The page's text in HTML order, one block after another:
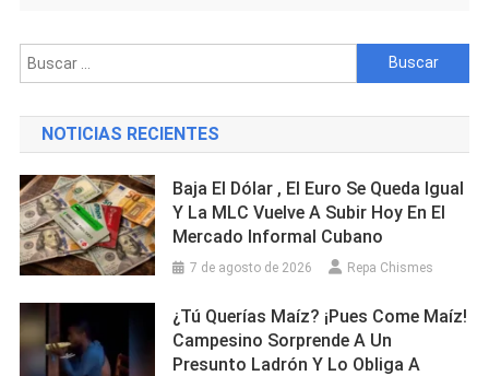
Buscar:
NOTICIAS RECIENTES
Baja El Dólar , El Euro Se Queda Igual
Y La MLC Vuelve A Subir Hoy En El
Mercado Informal Cubano
7 de agosto de 2026 Repa Chismes
¿Tú Querías Maíz? ¡Pues Come Maíz!
Campesino Sorprende A Un
Presunto Ladrón Y Lo Obliga A